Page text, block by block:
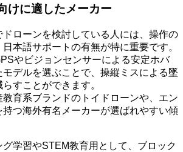
けに適したメーカー
ローンを検討している人には、操作の
本語サポートの有無が特に重要です。
やビジョンセンサーによる安定ホバ
モデルを選ぶことで、操縦ミスによる墜
すことができます。
教育系ブランドのトイドローンや、エン
持つ海外有名メーカーが選ばれやすい傾
グ学習やSTEM教育用として、ブロック